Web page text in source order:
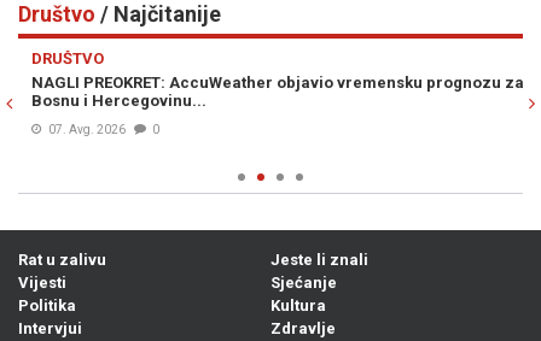
Društvo / Najčitanije
DRUŠTVO
NAGLI PREOKRET: AccuWeather objavio vremensku prognozu za
Bosnu i Hercegovinu...
07. Avg. 2026 0
Previous
Rat u zalivu
Vijesti
Politika
Intervjui
Jeste li znali
Sjećanje
Kultura
Zdravlje